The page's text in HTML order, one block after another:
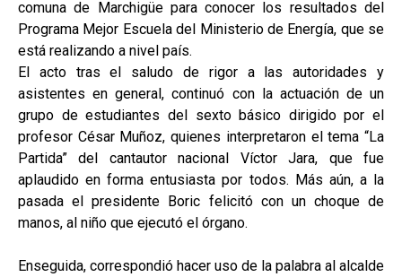
comuna de Marchigüe para conocer los resultados del
Programa Mejor Escuela del Ministerio de Energía, que se
está realizando a nivel país.
El acto tras el saludo de rigor a las autoridades y
asistentes en general, continuó con la actuación de un
grupo de estudiantes del sexto básico dirigido por el
profesor César Muñoz, quienes interpretaron el tema “La
Partida” del cantautor nacional Víctor Jara, que fue
aplaudido en forma entusiasta por todos. Más aún, a la
pasada el presidente Boric felicitó con un choque de
manos, al niño que ejecutó el órgano.
Enseguida, correspondió hacer uso de la palabra al alcalde